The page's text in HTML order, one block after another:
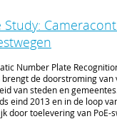
Study:
Number Plate
brengt de doorstroming
van steden en
eind 2013 en in de loop
door toelevering van PoE-